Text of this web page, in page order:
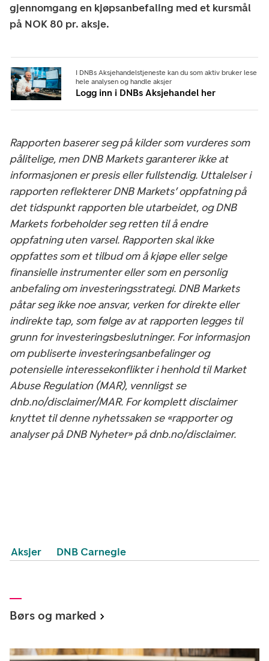
gjennomgang en kjøpsanbefaling med et kursmål
på NOK 80 pr. aksje.
I DNBs Aksjehandelstjeneste kan du som aktiv bruker lese
hele analysen og handle aksjer
Logg inn i DNBs Aksjehandel her
Rapporten baserer seg på kilder som vurderes som
pålitelige, men DNB Markets garanterer ikke at
informasjonen er presis eller fullstendig. Uttalelser i
rapporten reflekterer DNB Markets’ oppfatning på
det tidspunkt rapporten ble utarbeidet, og DNB
Markets forbeholder seg retten til å endre
oppfatning uten varsel. Rapporten skal ikke
oppfattes som et tilbud om å kjøpe eller selge
finansielle instrumenter eller som en personlig
anbefaling om investeringsstrategi. DNB Markets
påtar seg ikke noe ansvar, verken for direkte eller
indirekte tap, som følge av at rapporten legges til
grunn for investeringsbeslutninger. For informasjon
om publiserte investeringsanbefalinger og
potensielle interessekonflikter i henhold til Market
Abuse Regulation (MAR), vennligst se
dnb.no/disclaimer/MAR. For komplett disclaimer
knyttet til denne nyhetssaken se «rapporter og
analyser på DNB Nyheter» på dnb.no/disclaimer.
Aksjer DNB Carnegie
Børs og marked